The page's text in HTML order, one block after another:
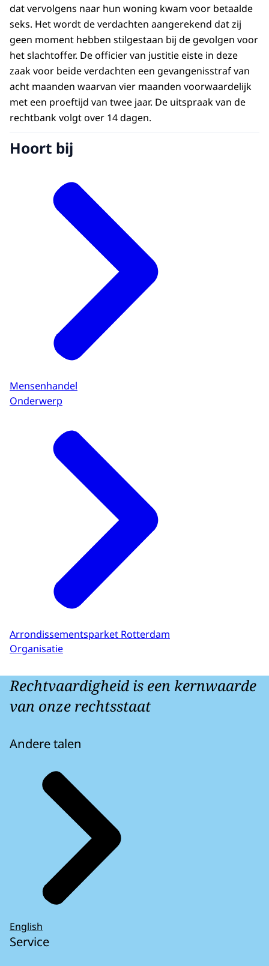
dat vervolgens naar hun woning kwam voor betaalde
seks. Het wordt de verdachten aangerekend dat zij
geen moment hebben stilgestaan bij de gevolgen voor
het slachtoffer. De officier van justitie eiste in deze
zaak voor beide verdachten een gevangenisstraf van
acht maanden waarvan vier maanden voorwaardelijk
met een proeftijd van twee jaar. De uitspraak van de
rechtbank volgt over 14 dagen.
Hoort bij
Mensenhandel
Onderwerp
Arrondissementsparket Rotterdam
Organisatie
Rechtvaardigheid is een kernwaarde
van onze rechtsstaat
Andere talen
English
Service